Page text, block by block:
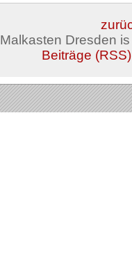
Malkasten Dresden
Beiträge (RSS)